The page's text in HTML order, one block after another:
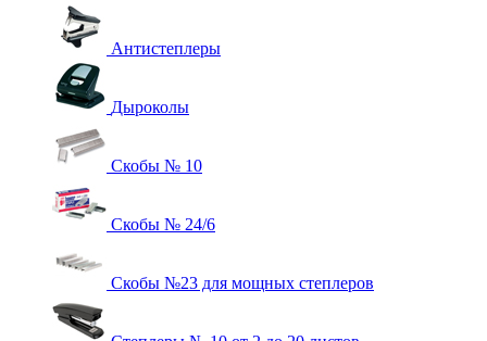
Антистеплеры
Дыроколы
Скобы № 10
Скобы № 24/6
Скобы №23 для мощных степлеров